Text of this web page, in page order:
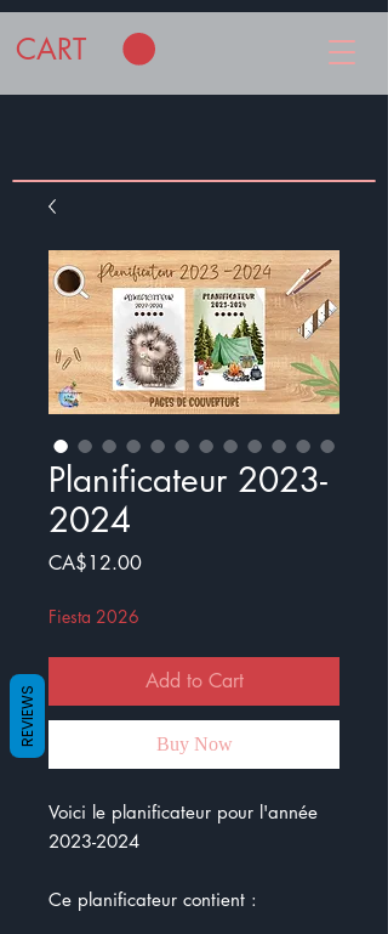
CART
Planificateur 2023-
2024
CA$12.00Price
Fiesta 2026
Add to Cart
Buy Now
Voici le planificateur pour l'année
2023-2024
Ce planificateur contient :
REVIEWS